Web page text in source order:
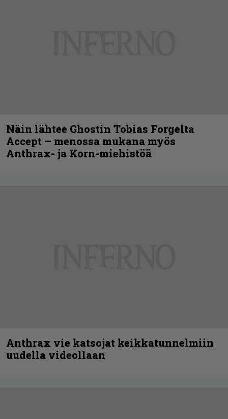
Näin lähtee Ghostin Tobias Forgelta
Accept – menossa mukana myös
Anthrax- ja Korn-miehistöä
Anthrax vie katsojat keikkatunnelmiin
uudella videollaan